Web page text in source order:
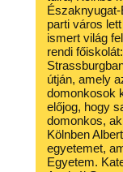
parti város
ismert világ
rendi
útján, amely
domonkosok
előjog, hogy
domonkos,
Kölnben
egyetemet,
Egyetem.